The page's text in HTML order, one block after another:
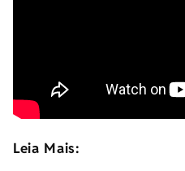
Leia Mais: